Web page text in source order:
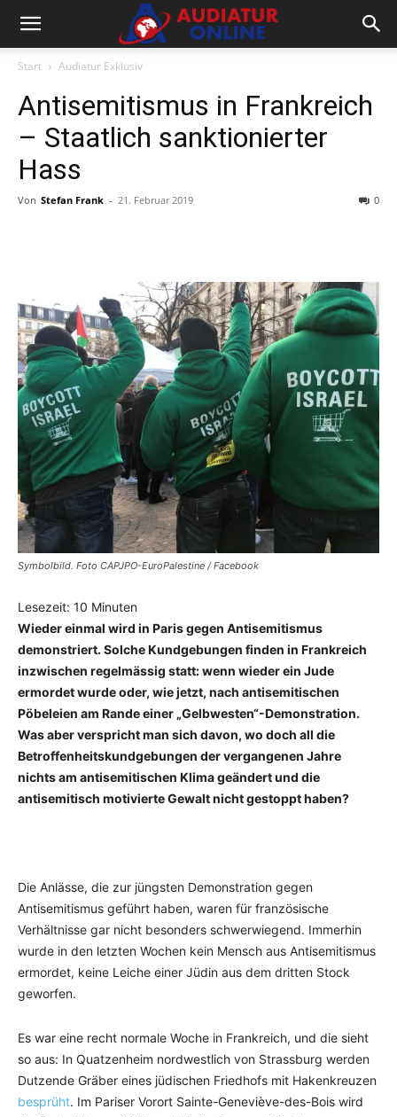
Start Audiatur Exklusiv
Antisemitismus in Frankreich
– Staatlich sanktionierter
Hass
Von Stefan Frank - 21. Februar 2019 0
Symbolbild. Foto CAPJPO-EuroPalestine / Facebook
Lesezeit: 10 Minuten
Wieder einmal wird in Paris gegen Antisemitismus
demonstriert. Solche Kundgebungen finden in Frankreich
inzwischen regelmässig statt: wenn wieder ein Jude
ermordet wurde oder, wie jetzt, nach antisemitischen
Pöbeleien am Rande einer „Gelbwesten“-Demonstration.
Was aber verspricht man sich davon, wo doch all die
Betroffenheitskundgebungen der vergangenen Jahre
nichts am antisemitischen Klima geändert und die
antisemitisch motivierte Gewalt nicht gestoppt haben?
Die Anlässe, die zur jüngsten Demonstration gegen
Antisemitismus geführt haben, waren für französische
Verhältnisse gar nicht besonders schwerwiegend. Immerhin
wurde in den letzten Wochen kein Mensch aus Antisemitismus
ermordet, keine Leiche einer Jüdin aus dem dritten Stock
geworfen.
Es war eine recht normale Woche in Frankreich, und die sieht
so aus: In Quatzenheim nordwestlich von Strassburg werden
Dutzende Gräber eines jüdischen Friedhofs mit Hakenkreuzen
besprüht. Im Pariser Vorort Sainte-Geneviève-des-Bois wird